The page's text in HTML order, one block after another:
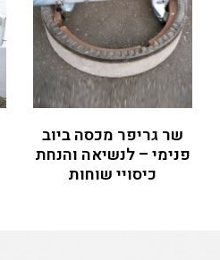
שר גריפר מכסה ביוב
פנימי – לנשיאה והנחת
כיסויי שוחות